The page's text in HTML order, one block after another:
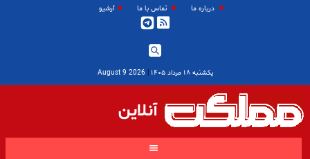
درباره ما تماس با ما آرشیو
یکشنبه ۱۸ مرداد ۱۴۰۵ |
2026 August 9
آنلاین